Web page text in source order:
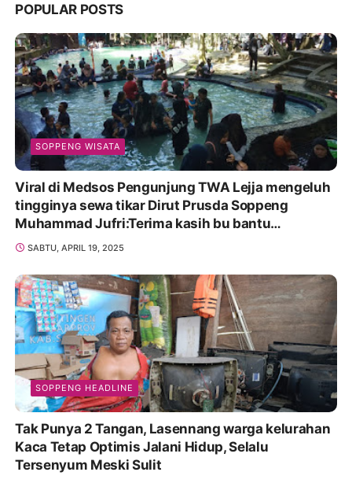
POPULAR POSTS
SOPPENG WISATA
Viral di Medsos Pengunjung TWA Lejja mengeluh
tingginya sewa tikar Dirut Prusda Soppeng
Muhammad Jufri:Terima kasih bu bantu
Promosikan
SABTU, APRIL 19, 2025
SOPPENG HEADLINE
Tak Punya 2 Tangan, Lasennang warga kelurahan
Kaca Tetap Optimis Jalani Hidup, Selalu
Tersenyum Meski Sulit